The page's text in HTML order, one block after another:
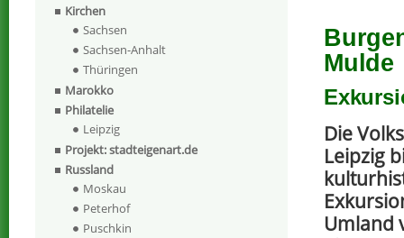
Mulde
Die
Leipzig
Umland
Kirchen
Sachsen
Sachsen-Anhalt
Thüringen
Marokko
Philatelie
Leipzig
Projekt: stadteigenart.de
Russland
Moskau
Peterhof
Puschkin